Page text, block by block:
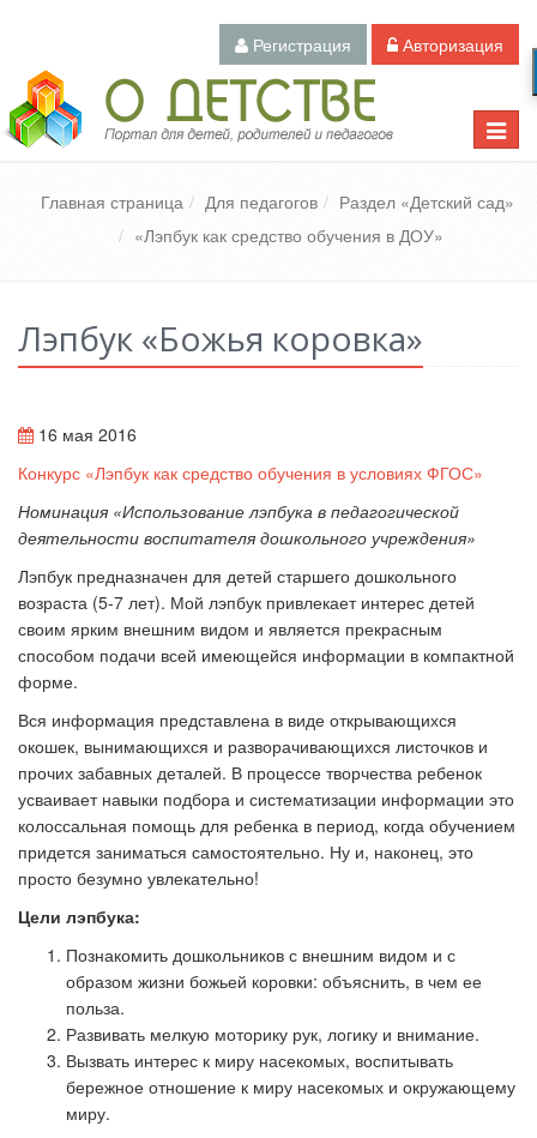
Регистрация Авторизация
Toggle
Педагогический портал «О детстве»
Главная страница Для педагогов
Раздел «Детский сад»
«Лэпбук как средство обучения в ДОУ»
Лэпбук «Божья коровка»
16 мая 2016
Конкурс «Лэпбук как средство обучения в условиях ФГОС»
Номинация «Использование лэпбука в педагогической
деятельности воспитателя дошкольного учреждения»
Лэпбук предназначен для детей старшего дошкольного
возраста (5-7 лет). Мой лэпбук привлекает интерес детей
своим ярким внешним видом и является прекрасным
способом подачи всей имеющейся информации в компактной
форме.
Вся информация представлена в виде открывающихся
окошек, вынимающихся и разворачивающихся листочков и
прочих забавных деталей. В процессе творчества ребенок
усваивает навыки подбора и систематизации информации это
колоссальная помощь для ребенка в период, когда обучением
придется заниматься самостоятельно. Ну и, наконец, это
просто безумно увлекательно!
Цели лэпбука:
Познакомить дошкольников с внешним видом и с
образом жизни божьей коровки: объяснить, в чем ее
польза.
Развивать мелкую моторику рук, логику и внимание.
Вызвать интерес к миру насекомых, воспитывать
бережное отношение к миру насекомых и окружающему
миру.